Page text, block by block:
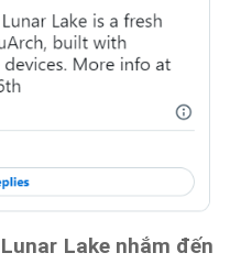
Lake nhắm đến